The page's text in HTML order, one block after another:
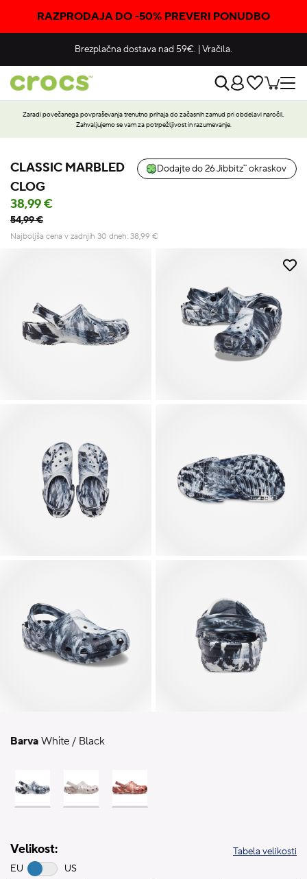
RAZPRODAJA DO -50% PREVERI PONUDBO
Brezplačna dostava nad 59€. |Vračila.
Zaradi povečanega povpraševanja trenutno prihaja do začasnih zamud pri obdelavi naročil.
Zahvaljujemo se vam za potrpežljivost in razumevanje.
CLASSIC MARBLED
CLOG
Dodajte do 26 Jibbitz™ okraskov
38,99 €
54,99 €
Najboljša cena v zadnjih 30 dneh: 38,99 €
Barva White / Black
Velikost:
EU US
Tabela velikosti